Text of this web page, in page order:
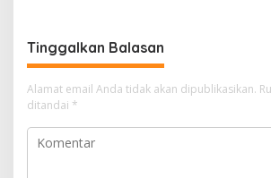
Tinggalkan Balasan
Alamat email Anda tidak akan dipublikasikan.
ditandai *